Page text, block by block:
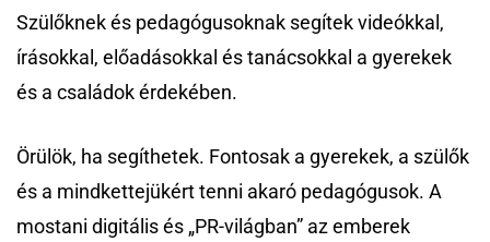
Szülőknek és pedagógusoknak segítek videókkal,
írásokkal, előadásokkal és tanácsokkal a gyerekek
és a családok érdekében.
Örülök, ha segíthetek. Fontosak a gyerekek, a szülők
és a mindkettejükért tenni akaró pedagógusok. A
mostani digitális és „PR-világban” az emberek